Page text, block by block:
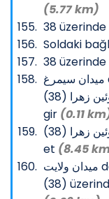
(5.77 km)
38
Soldaki
38
میدان سیمرغ dönel kavşağa gir ve دانسفهان -
بوئین زهرا (38) üzerindeki ikinci numaralı çıkışa
gir (0.11
دانسفهان - بوئین زهرا (38) üzerinde düz devam
et (8.45
میدان ولایت dönel kavşağa gir ve بلوار بهشتی
(38)